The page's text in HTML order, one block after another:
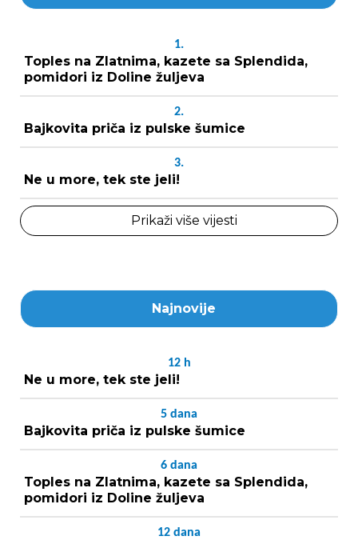
1.
Toples na Zlatnima, kazete sa Splendida,
pomidori iz Doline žuljeva
2.
Bajkovita priča iz pulske šumice
3.
Ne u more, tek ste jeli!
Prikaži više vijesti
Najnovije
12 h
Ne u more, tek ste jeli!
5 dana
Bajkovita priča iz pulske šumice
6 dana
Toples na Zlatnima, kazete sa Splendida,
pomidori iz Doline žuljeva
12 dana